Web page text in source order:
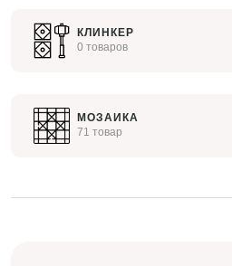
КЛИНКЕР
0 товаров
МОЗАИКА
71 товар